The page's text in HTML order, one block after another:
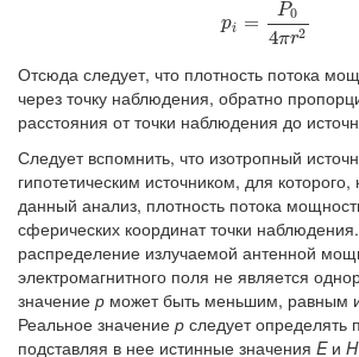
pi =
P0
4πr2
(2.26) P04
Отсюда следует, что плотность потока
через точку наблюдения, обратно
расстояния от точки наблюдения до
Следует вспомнить, что изотропный
гипотетическим источником, для которого,
данный анализ, плотность потока
сферических координат точки
распределение излучаемой антенной
электромагнитного поля не является
значение р может быть меньшим, равным
Реальное значение р следует
подставляя в нее истинные значения Eи H